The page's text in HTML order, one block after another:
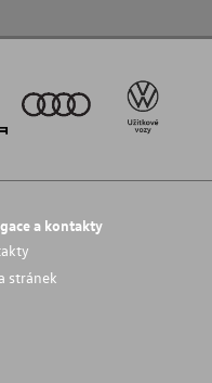
a kontakty
stránek